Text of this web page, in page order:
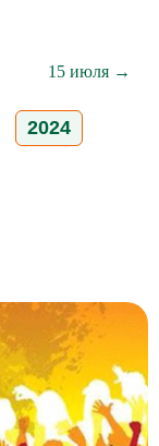
15 июля →
2024